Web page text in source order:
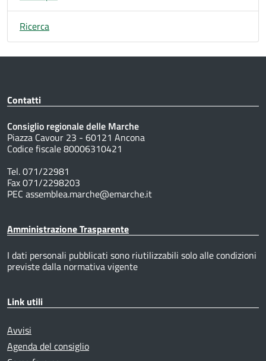
Ricerca
Contatti
Consiglio regionale delle Marche
Piazza Cavour 23 - 60121 Ancona
Codice fiscale 80006310421
Tel. 071/22981
Fax 071/2298203
PEC assemblea.marche@emarche.it
Amministrazione Trasparente
I dati personali pubblicati sono riutilizzabili solo alle condizioni
previste dalla normativa vigente
Link utili
Avvisi
Agenda del consiglio